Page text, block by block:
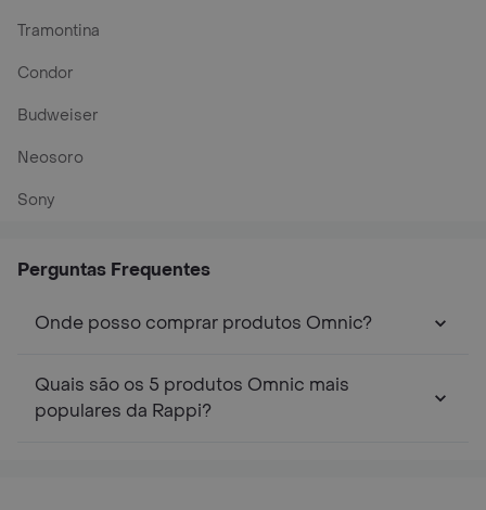
Tramontina
Condor
Budweiser
Neosoro
Sony
Perguntas Frequentes
Onde posso comprar produtos Omnic?
Quais são os 5 produtos Omnic mais
populares da Rappi?